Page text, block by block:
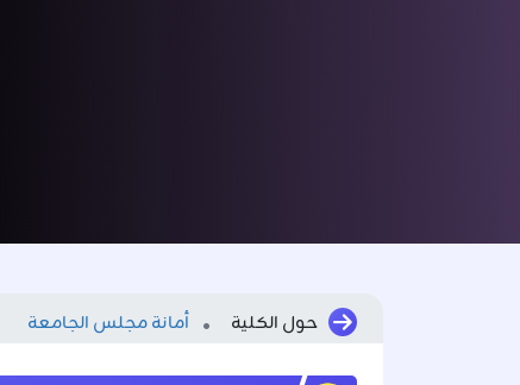
حول الكلية أمانة مجلس الجامعة